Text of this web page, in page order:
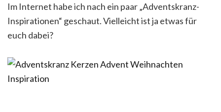
Im Internet habe ich nach ein paar „Adventskranz-
Inspirationen“ geschaut. Vielleicht ist ja etwas für
euch dabei?